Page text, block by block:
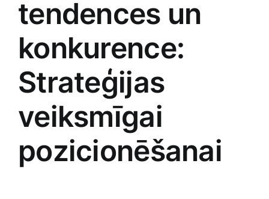
tendences un
konkurence:
Strateģijas⁤
veiksmīgai
pozicionēšanai